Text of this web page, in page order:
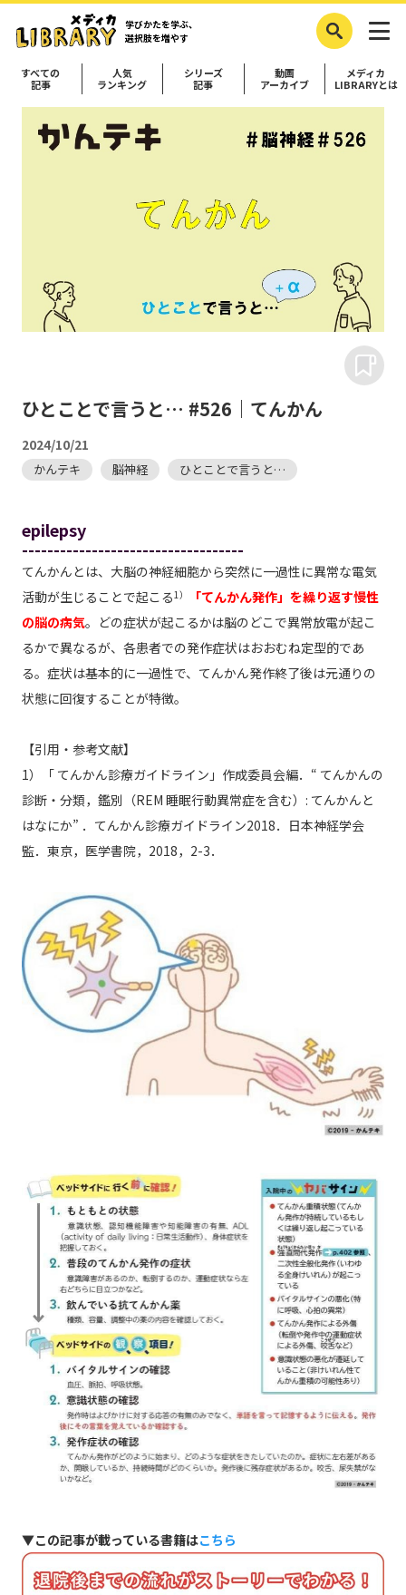
学びかたを学ぶ、
選択肢を増やす
すべての
記事
人気
ランキング
シリーズ
記事
動画
アーカイブ
メディカ
LIBRARYとは
ひとことで言うと… #526｜てんかん
2024/10/21
かんテキ 脳神経 ひとことで言うと…
epilepsy
-----------------------------------
てんかんとは、大脳の神経細胞から突然に一過性に異常な電気
活動が生じることで起こる1）
「てんかん発作」を繰り返す慢性
の脳の病気。どの症状が起こるかは脳のどこで異常放電が起こ
るかで異なるが、各患者での発作症状はおおむね定型的であ
る。症状は基本的に一過性で、てんかん発作終了後は元通りの
状態に回復することが特徴。
【引用・参考文献】
1）「 てんかん診療ガイドライン」作成委員会編．“ てんかんの
診断・分類，鑑別（REM 睡眠行動異常症を含む）: てんかんと
はなにか” ．てんかん診療ガイドライン2018．日本神経学会
監．東京，医学書院，2018，2-3．
▼この記事が載っている書籍はこちら